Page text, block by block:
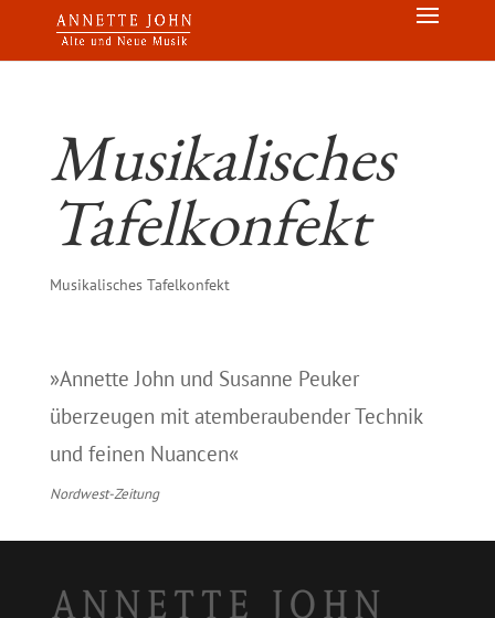
Musikalisches
Tafelkonfekt
Musikalisches Tafelkonfekt
»Annette John und Susanne Peuker
überzeugen mit atemberaubender Technik
und feinen Nuancen«
Nordwest-Zeitung